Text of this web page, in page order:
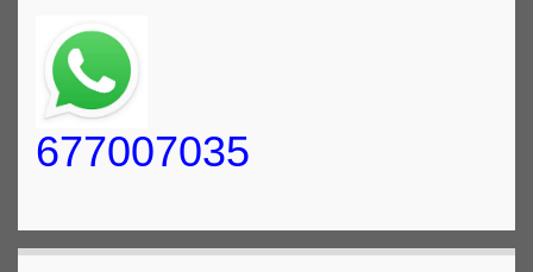
677007035